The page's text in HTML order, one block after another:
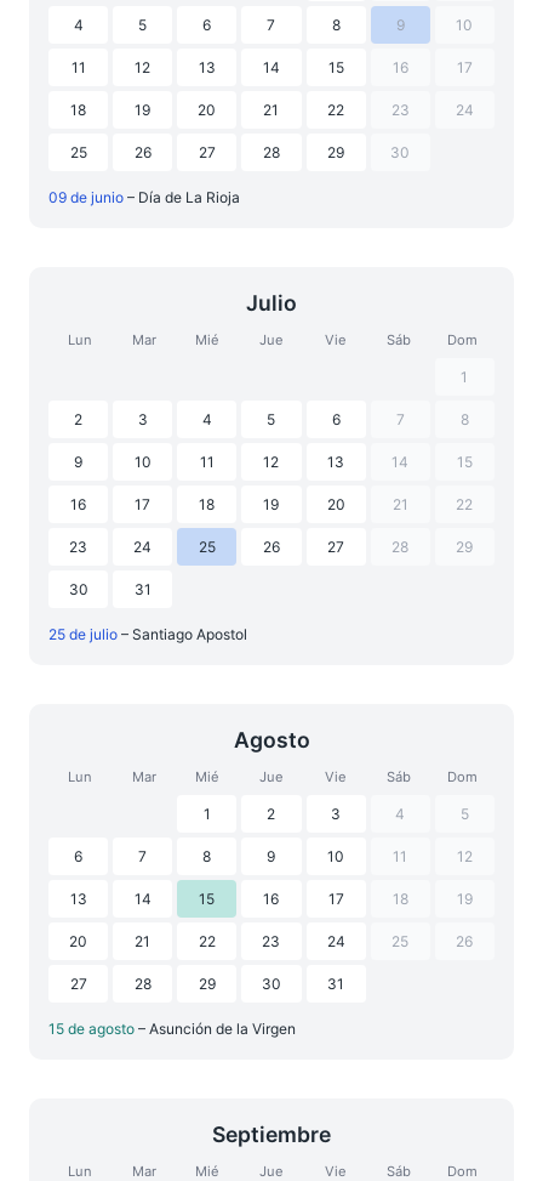
4 5 6 7 8 9 10
11 12 13 14 15 16 17
18 19 20 21 22 23 24
25 26 27 28 29 30
09 de junio – Día de La Rioja
Julio
Lun Mar Mié Jue Vie Sáb Dom
1
2 3 4 5 6 7 8
9 10 11 12 13 14 15
16 17 18 19 20 21 22
23 24 25 26 27 28 29
30 31
25 de julio – Santiago Apostol
Agosto
Lun Mar Mié Jue Vie Sáb Dom
1 2 3 4 5
6 7 8 9 10 11 12
13 14 15 16 17 18 19
20 21 22 23 24 25 26
27 28 29 30 31
15 de agosto – Asunción de la Virgen
Septiembre
Lun Mar Mié Jue Vie Sáb Dom